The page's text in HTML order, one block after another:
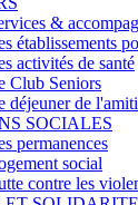
&
établissements
activités de santé
Club Seniors
déjeuner de
SOCIALES
permanences
social
contre les